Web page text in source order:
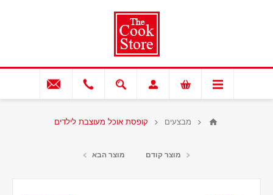
מבצעים קופסת אוכל מעוצבת לילדים
מוצר קודם מוצר הבא